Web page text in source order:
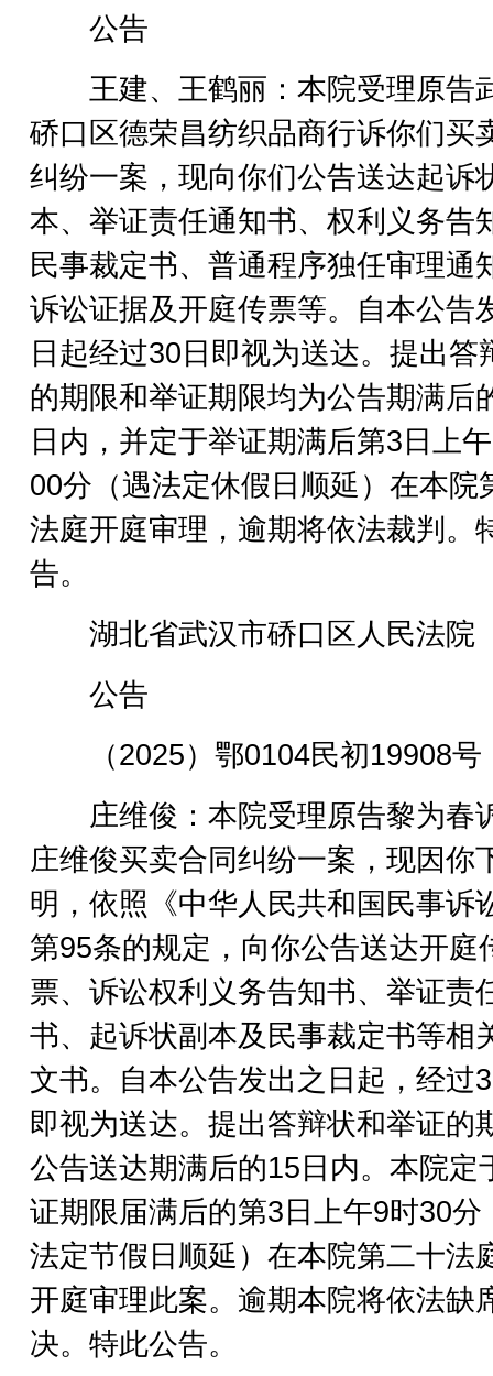
公告
王建、王鹤丽：本院受理原告
硚口区德荣昌纺织品商行诉你们买
纠纷一案，现向你们公告送达起诉
本、举证责任通知书、权利义务告
民事裁定书、普通程序独任审理通
诉讼证据及开庭传票等。自本公告
日起经过30日即视为送达。提出答
的期限和举证期限均为公告期满后
日内，并定于举证期满后第3日上
00分（遇法定休假日顺延）在本院
法庭开庭审理，逾期将依法裁判。
告。
湖北省武汉市硚口区人民法院
公告
（2025）鄂0104民初19908号
庄维俊：本院受理原告黎为春
庄维俊买卖合同纠纷一案，现因你
明，依照《中华人民共和国民事诉
第95条的规定，向你公告送达开庭
票、诉讼权利义务告知书、举证责
书、起诉状副本及民事裁定书等相
文书。自本公告发出之日起，经过
即视为送达。提出答辩状和举证的
公告送达期满后的15日内。本院定
证期限届满后的第3日上午9时30分
法定节假日顺延）在本院第二十法
开庭审理此案。逾期本院将依法缺
决。特此公告。